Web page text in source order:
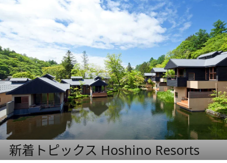
新着トピックス Hoshino Resorts